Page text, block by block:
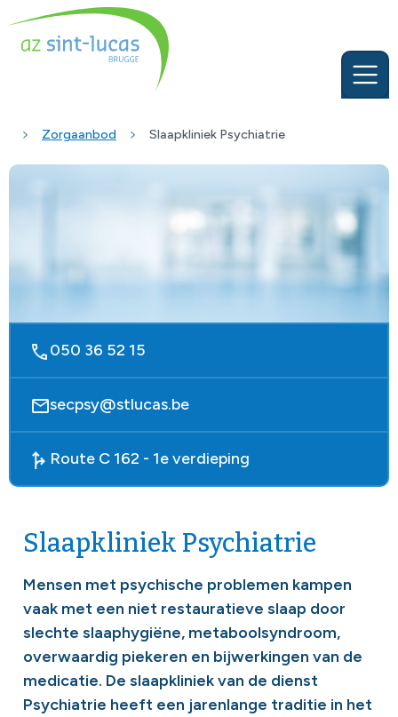
Zorgaanbod Slaapkliniek Psychiatrie
050 36 52 15
secpsy@stlucas.be
Route C 162 - 1e verdieping
Slaapkliniek Psychiatrie
Mensen met psychische problemen kampen
vaak met een niet restauratieve slaap door
slechte slaaphygiëne, metaboolsyndroom,
overwaardig piekeren en bijwerkingen van de
medicatie. De slaapkliniek van de dienst
Psychiatrie heeft een jarenlange traditie in het